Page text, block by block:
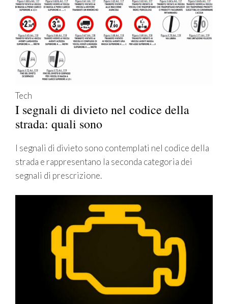
Tech
I segnali di divieto nel codice della
strada: quali sono
I segnali di divieto sono contemplati nel codice della
strada e rappresentano la seconda categoria dei
segnali di prescrizione.